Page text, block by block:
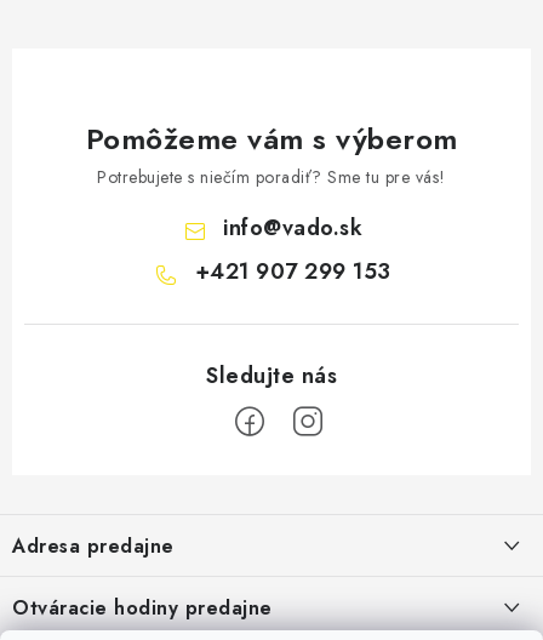
Pomôžeme vám s výberom
Potrebujete s niečím poradiť? Sme tu pre vás!
info@vado.sk
+421 907 299 153
p
ä
t
Adresa predajne
Pekárska 4, 941 31 Dvory nad Žitavou
Otváracie hodiny predajne